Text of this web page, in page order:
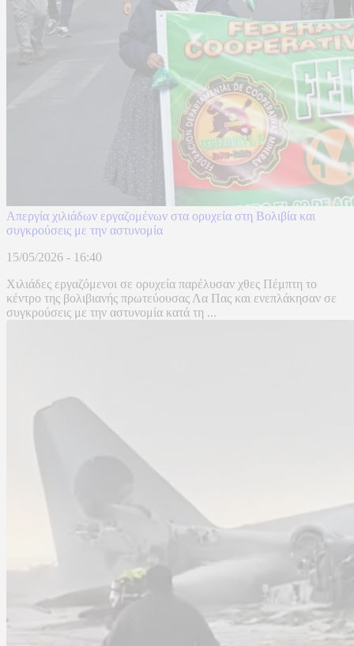
Απεργία χιλιάδων εργαζομένων στα ορυχεία στη Βολιβία και
συγκρούσεις με την αστυνομία
15/05/2026 - 16:40
Χιλιάδες εργαζόμενοι σε ορυχεία παρέλυσαν χθες Πέμπτη το
κέντρο της βολιβιανής πρωτεύουσας Λα Πας και ενεπλάκησαν σε
συγκρούσεις με την αστυνομία κατά τη ...